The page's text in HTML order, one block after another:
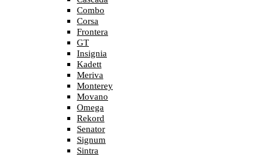
Combo
Corsa
Frontera
GT
Insignia
Kadett
Meriva
Monterey
Movano
Omega
Rekord
Senator
Signum
Sintra